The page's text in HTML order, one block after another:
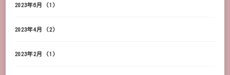
2023年6月 (1)
2023年4月 (2)
2023年2月 (1)